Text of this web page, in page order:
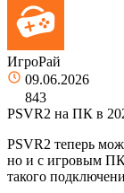
ИгроРай
09.06.2026
843
PSVR2 на ПК в
PSVR2 теперь
но и с игровым
такого